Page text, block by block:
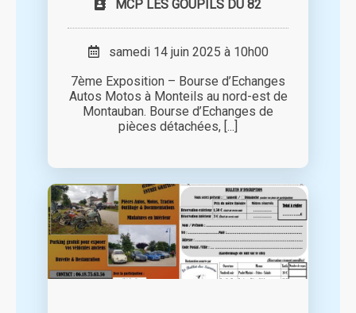
MCP LES GOUPILS DU 82
samedi 14 juin 2025 à 10h00
7ème Exposition – Bourse d’Echanges
Autos Motos à Monteils au nord-est de
Montauban. Bourse d’Echanges de
pièces détachées, [...]